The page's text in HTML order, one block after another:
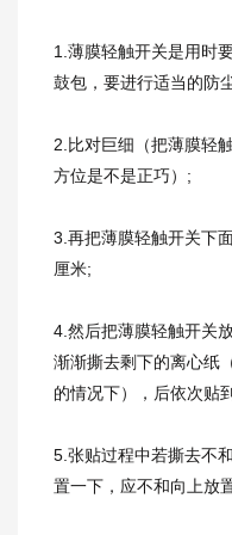
1.薄膜轻触开关是用时
鼓包，要进行适当的防
2.比对巨细（把薄膜轻
方位是不是正巧）;
3.再把薄膜轻触开关下
厘米;
4.然后把薄膜轻触开关
渐渐撕去剩下的离心纸
的情况下），后依次贴
5.张贴过程中若撕去不
置一下，应不和向上放